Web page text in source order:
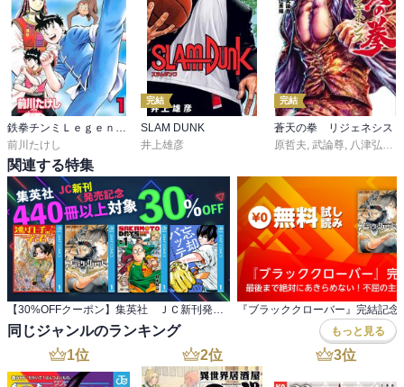
前川たけし
完結
SLAM DUNK
井上雄彦
完結
蒼天の拳 リジェネシス
原哲夫 武論尊 八津弘幸
関連する特集
同じジャンルのランキング もっと見る
1位 2位 3位